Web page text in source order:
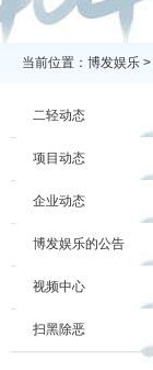
当前位置： 博发娱乐 >
二轻动态
项目动态
企业动态
博发娱乐的公告
视频中心
扫黑除恶